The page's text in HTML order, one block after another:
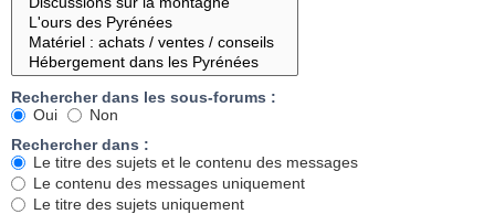
Rechercher dans les sous-forums :
Oui
Non
Rechercher dans :
Le titre des sujets et le contenu des messages
Le contenu des messages uniquement
Le titre des sujets uniquement